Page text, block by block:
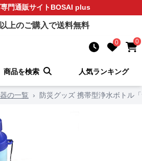
専門通販サイトBOSAI plus
上のご購入で送料無料
0 0
商品を検索 人気ランキング
の一覧 › 防災グッズ 携帯型浄水ボトル